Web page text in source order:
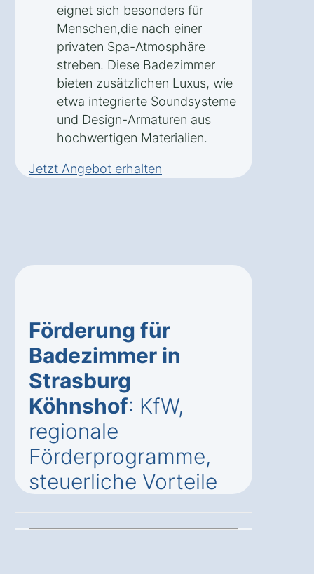
eignet sich besonders für
Menschen,die nach einer
privaten Spa-Atmosphäre
streben. Diese Badezimmer
bieten zusätzlichen Luxus, wie
etwa integrierte Soundsysteme
und Design-Armaturen aus
hochwertigen Materialien.
Jetzt Angebot erhalten
Förderung für
Badezimmer in
Strasburg
Köhnshof: KfW,
regionale
Förderprogramme,
steuerliche Vorteile